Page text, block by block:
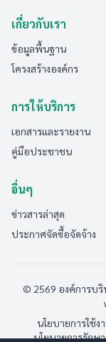
เกี่ยวกับเรา
ข้อมูลพื้นฐาน
โครงสร้างองค์กร
การให้บริการ
เอกสารและรายงาน
คู่มือประชาชน
อื่นๆ
ข่าวสารล่าสุด
ประกาศจัดซื้อจัดจ้าง
© 2569 องค์การบ
นโยบายการใช้ง
นโยบายการรักษ